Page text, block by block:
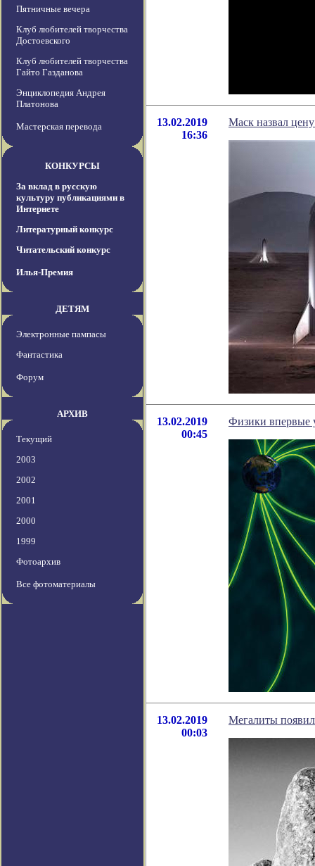
Пятничные вечера
Клуб любителей творчества
Достоевского
Клуб любителей творчества
Гайто Газданова
Энциклопедия Андрея
Платонова
Мастерская перевода
КОНКУРСЫ
За вклад в русскую
культуру публикациями в
Интернете
Литературный конкурс
Читательский конкурс
Илья-Премия
ДЕТЯМ
Электронные пампасы
Фантастика
Форум
АРХИВ
Текущий
2003
2002
2001
2000
1999
Фотоархив
Все фотоматериалы
13.02.2019
16:36
Маск назвал
13.02.2019
00:45
Физики впервые
13.02.2019
00:03
Мегалиты